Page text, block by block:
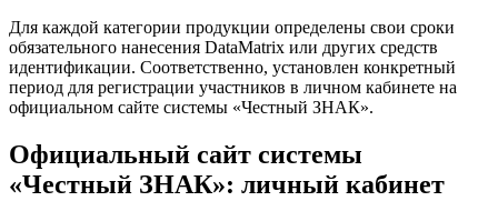
Для каждой категории продукции определены свои сроки
обязательного нанесения DataMatrix или других средств
идентификации. Соответственно, установлен конкретный
период для регистрации участников в личном кабинете на
официальном сайте системы «Честный ЗНАК».
Официальный сайт системы
«Честный ЗНАК»: личный кабинет